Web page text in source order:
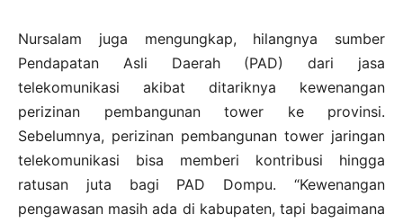
Nursalam juga mengungkap, hilangnya sumber
Pendapatan Asli Daerah (PAD) dari jasa
telekomunikasi akibat ditariknya kewenangan
perizinan pembangunan tower ke provinsi.
Sebelumnya, perizinan pembangunan tower jaringan
telekomunikasi bisa memberi kontribusi hingga
ratusan juta bagi PAD Dompu. “Kewenangan
pengawasan masih ada di kabupaten, tapi bagaimana